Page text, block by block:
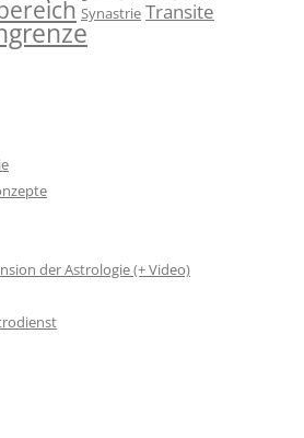
Synastrie Transite
der Astrologie (+ Video)